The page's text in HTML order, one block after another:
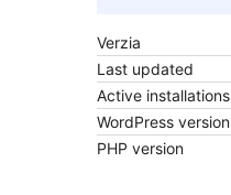
Verzia
Last updated
Active installations
WordPress version
PHP version